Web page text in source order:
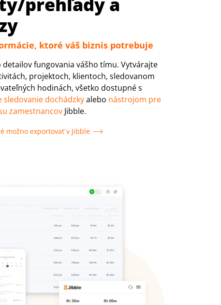
ktoré váš biznis potrebuje
detailov fungovania vášho tímu. Vytvárajte
projektoch, klientoch, sledovanom
hodinách, všetko dostupné s
dochádzkyalebo nástrojom pre
zamestnancovJibble.
možno exportovať v Jibble